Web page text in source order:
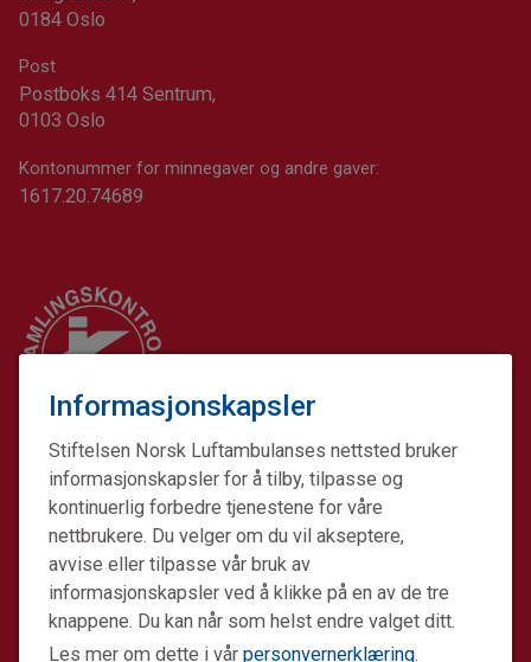
Informasjonskapsler
Stiftelsen Norsk Luftambulanses nettsted bruker
informasjonskapsler for å tilby, tilpasse og
kontinuerlig forbedre tjenestene for våre
nettbrukere. Du velger om du vil akseptere,
avvise eller tilpasse vår bruk av
informasjonskapsler ved å klikke på en av de tre
knappene. Du kan når som helst endre valget ditt.
Les mer om dette i vår personvernerklæring.
0184 Oslo
Post
Postboks 414 Sentrum,
0103 Oslo
Kontonummer for minnegaver og andre gaver:
1617.20.74689
Stiftelsen Norsk Luftambulanse er en ideell stiftelse.
Formålet er å fremme avansert prehospital akuttmedisin.